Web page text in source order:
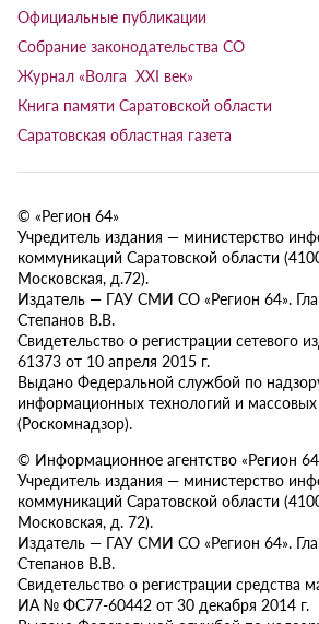
Официальные публикации
Собрание законодательства СО
Журнал «Волга XXI век»
Книга памяти Саратовской области
Саратовская областная газета
© «Регион 64»
Учредитель издания — министерство
коммуникаций Саратовской области
Московская, д.72).
Издатель — ГАУ СМИ СО «Регион 64».
Степанов В.В.
Свидетельство о регистрации сетевого
61373 от 10 апреля 2015 г.
Выдано Федеральной службой по
информационных технологий и
(Роскомнадзор).
© Информационное агентство «Регион
Учредитель издания — министерство
коммуникаций Саратовской области
Московская, д. 72).
Издатель — ГАУ СМИ СО «Регион 64».
Степанов В.В.
Свидетельство о регистрации средства
ИА № ФС77-60442 от 30 декабря 2014 г.